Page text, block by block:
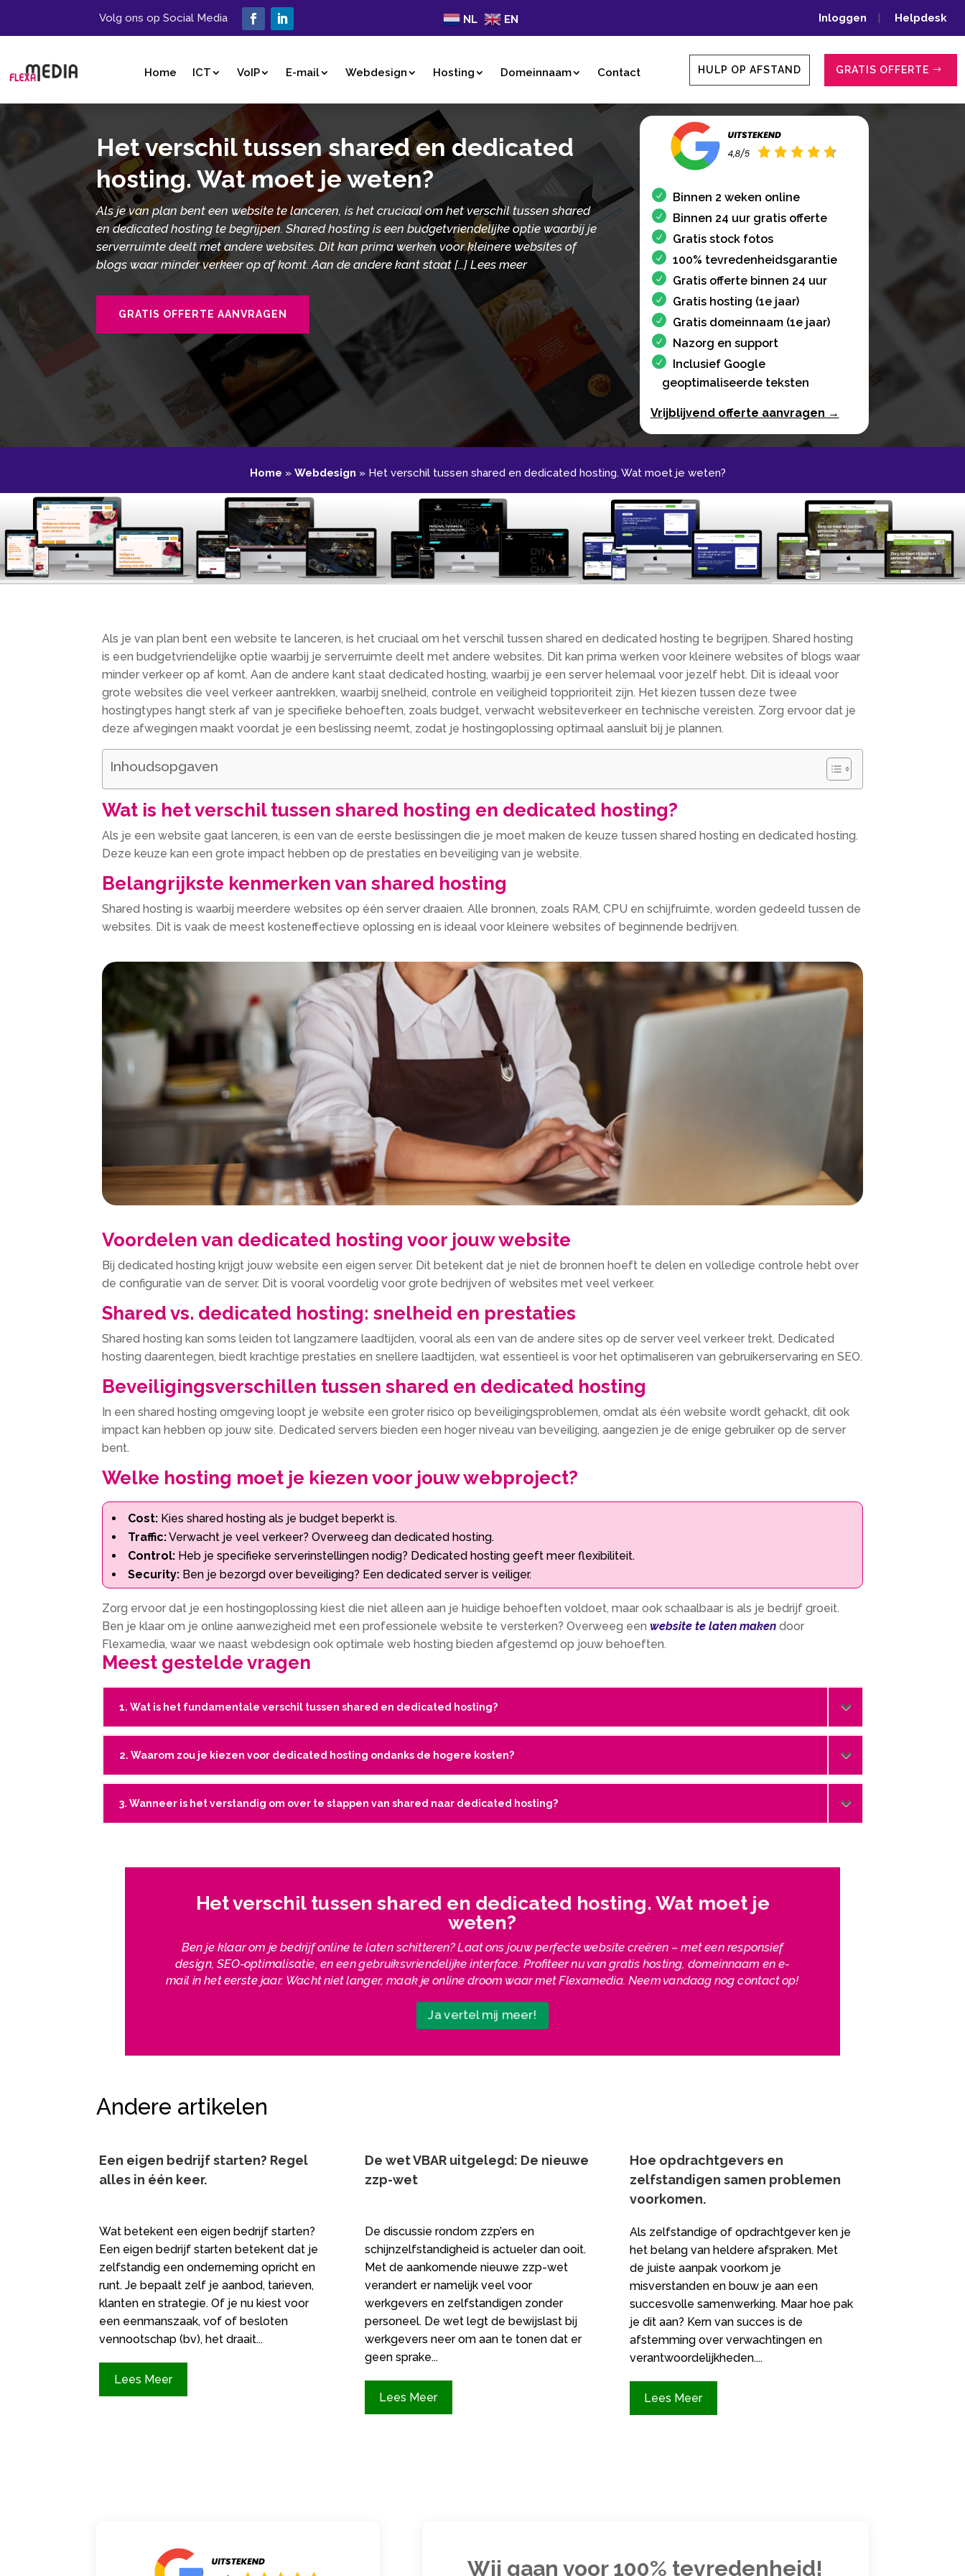
Volg ons op Social Media NL EN Inloggen | Helpdesk
Home ICT VoIP E-mail Webdesign Hosting Domeinnaam Contact HULP OP AFSTAND GRATIS OFFERTE
Het verschil tussen shared en dedicated
hosting.​ Wat moet je weten?
Als je van plan bent een website te lanceren, is het cruciaal om het verschil tussen shared
en dedicated hosting te begrijpen. Shared hosting is een budgetvriendelijke optie waarbij je
serverruimte deelt met andere websites. Dit kan prima werken voor kleinere websites of
blogs waar minder verkeer op af komt. Aan de andere kant staat […] Lees meer
GRATIS OFFERTE AANVRAGEN
Binnen 2 weken online
Binnen 24 uur gratis offerte
Gratis stock fotos
100% tevredenheidsgarantie
Gratis offerte binnen 24 uur
Gratis hosting (1e jaar)
Gratis domeinnaam (1e jaar)
Nazorg en support
Inclusief Google
geoptimaliseerde teksten
Vrijblijvend offerte aanvragen →
Home » Webdesign » Het verschil tussen shared en dedicated hosting.​ Wat moet je weten?
Als je van plan bent een website te lanceren, is het cruciaal om het verschil tussen shared en dedicated hosting te begrijpen. Shared hosting
is een budgetvriendelijke optie waarbij je serverruimte deelt met andere websites. Dit kan prima werken voor kleinere websites of blogs waar
minder verkeer op af komt. Aan de andere kant staat dedicated hosting, waarbij je een server helemaal voor jezelf hebt. Dit is ideaal voor
grote websites die veel verkeer aantrekken, waarbij snelheid, controle en veiligheid topprioriteit zijn. Het kiezen tussen deze twee
hostingtypes hangt sterk af van je specifieke behoeften, zoals budget, verwacht websiteverkeer en technische vereisten. Zorg ervoor dat je
deze afwegingen maakt voordat je een beslissing neemt, zodat je hostingoplossing optimaal aansluit bij je plannen.
Inhoudsopgaven
Wat is het verschil tussen shared hosting en dedicated hosting?
Als je een website gaat lanceren, is een van de eerste beslissingen die je moet maken de keuze tussen shared hosting en dedicated hosting.
Deze keuze kan een grote impact hebben op de prestaties en beveiliging van je website.
Belangrijkste kenmerken van shared hosting
Shared hosting is waarbij meerdere websites op één server draaien. Alle bronnen, zoals RAM, CPU en schijfruimte, worden gedeeld tussen de
websites. Dit is vaak de meest kosteneffectieve oplossing en is ideaal voor kleinere websites of beginnende bedrijven.
Voordelen van dedicated hosting voor jouw website
Bij dedicated hosting krijgt jouw website een eigen server. Dit betekent dat je niet de bronnen hoeft te delen en volledige controle hebt over
de configuratie van de server. Dit is vooral voordelig voor grote bedrijven of websites met veel verkeer.
Shared vs. dedicated hosting: snelheid en prestaties
Shared hosting kan soms leiden tot langzamere laadtijden, vooral als een van de andere sites op de server veel verkeer trekt. Dedicated
hosting daarentegen, biedt krachtige prestaties en snellere laadtijden, wat essentieel is voor het optimaliseren van gebruikerservaring en SEO.
Beveiligingsverschillen tussen shared en dedicated hosting
In een shared hosting omgeving loopt je website een groter risico op beveiligingsproblemen, omdat als één website wordt gehackt, dit ook
impact kan hebben op jouw site. Dedicated servers bieden een hoger niveau van beveiliging, aangezien je de enige gebruiker op de server
bent.
Welke hosting moet je kiezen voor jouw webproject?
Cost: Kies shared hosting als je budget beperkt is.
Traffic:Verwacht je veel verkeer? Overweeg dan dedicated hosting.
Control: Heb je specifieke serverinstellingen nodig? Dedicated hosting geeft meer flexibiliteit.
Security: Ben je bezorgd over beveiliging? Een dedicated server is veiliger.
Zorg ervoor dat je een hostingoplossing kiest die niet alleen aan je huidige behoeften voldoet, maar ook schaalbaar is als je bedrijf groeit.
Ben je klaar om je online aanwezigheid met een professionele website te versterken? Overweeg een website te laten maken door
Flexamedia, waar we naast webdesign ook optimale web hosting bieden afgestemd op jouw behoeften.
Meest gestelde vragen
1. Wat is het fundamentale verschil tussen shared en dedicated hosting?
2. Waarom zou je kiezen voor dedicated hosting ondanks de hogere kosten?
3. Wanneer is het verstandig om over te stappen van shared naar dedicated hosting?
Het verschil tussen shared en dedicated hosting.​ Wat moet je
weten?
Ben je klaar om je bedrijf online te laten schitteren? Laat ons jouw perfecte website creëren – met een responsief
design, SEO-optimalisatie, en een gebruiksvriendelijke interface. Profiteer nu van gratis hosting, domeinnaam en e-
mail in het eerste jaar. Wacht niet langer, maak je online droom waar met Flexamedia. Neem vandaag nog contact op!
Ja vertel mij meer!
Andere artikelen
Een eigen bedrijf starten? Regel
alles in één keer.
Wat betekent een eigen bedrijf starten?
Een eigen bedrijf starten betekent dat je
zelfstandig een onderneming opricht en
runt. Je bepaalt zelf je aanbod, tarieven,
klanten en strategie. Of je nu kiest voor
een eenmanszaak, vof of besloten
vennootschap (bv), het draait...
Lees Meer
De wet VBAR uitgelegd: De nieuwe
zzp-wet
De discussie rondom zzp’ers en
schijnzelfstandigheid is actueler dan ooit.
Met de aankomende nieuwe zzp-wet
verandert er namelijk veel voor
werkgevers en zelfstandigen zonder
personeel. De wet legt de bewijslast bij
werkgevers neer om aan te tonen dat er
geen sprake...
Lees Meer
Hoe opdrachtgevers en
zelfstandigen samen problemen
voorkomen.​
Als zelfstandige of opdrachtgever ken je
het belang van heldere afspraken. Met
de juiste aanpak voorkom je
misverstanden en bouw je aan een
succesvolle samenwerking. Maar hoe pak
je dit aan? Kern van succes is de
afstemming over verwachtingen en
verantwoordelijkheden....
Lees Meer
Wij gaan voor 100% tevredenheid!